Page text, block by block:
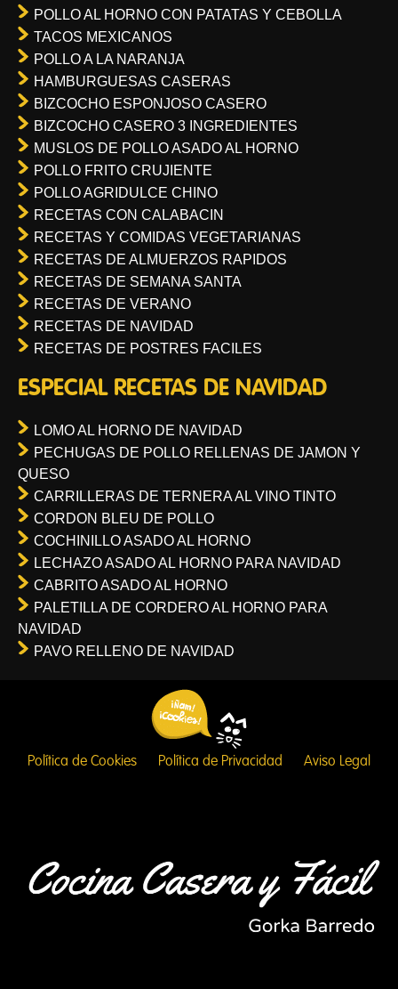
POLLO AL HORNO CON PATATAS Y CEBOLLA
TACOS MEXICANOS
POLLO A LA NARANJA
HAMBURGUESAS CASERAS
BIZCOCHO ESPONJOSO CASERO
BIZCOCHO CASERO 3 INGREDIENTES
MUSLOS DE POLLO ASADO AL HORNO
POLLO FRITO CRUJIENTE
POLLO AGRIDULCE CHINO
RECETAS CON CALABACIN
RECETAS Y COMIDAS VEGETARIANAS
RECETAS DE ALMUERZOS RAPIDOS
RECETAS DE SEMANA SANTA
RECETAS DE VERANO
RECETAS DE NAVIDAD
RECETAS DE POSTRES FACILES
ESPECIAL RECETAS DE NAVIDAD
LOMO AL HORNO DE NAVIDAD
PECHUGAS DE POLLO RELLENAS DE JAMON Y
QUESO
CARRILLERAS DE TERNERA AL VINO TINTO
CORDON BLEU DE POLLO
COCHINILLO ASADO AL HORNO
LECHAZO ASADO AL HORNO PARA NAVIDAD
CABRITO ASADO AL HORNO
PALETILLA DE CORDERO AL HORNO PARA
NAVIDAD
PAVO RELLENO DE NAVIDAD
Política de Cookies Política de Privacidad Aviso Legal